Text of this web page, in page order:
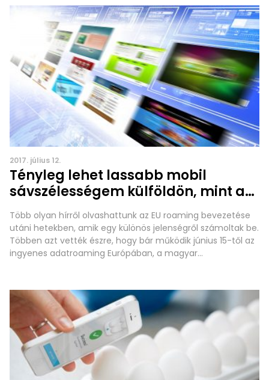
pénzért függetlenítik a telefonunkat. Ez az összeg az évek
során egyre alacsonyabb,
2017. július 12.
Tényleg lehet lassabb mobil
sávszélességem külföldön, mint az
ott élőknek?
Több olyan hírről olvashattunk az EU roaming bevezetése
utáni hetekben, amik egy különös jelenségről számoltak be.
Többen azt vették észre, hogy bár működik június 15-től az
ingyenes adatroaming Európában, a magyar
“lassabb a net”, aminek az oka szerintük az, hogy a
szolgáltatóknak kedvezőtlen